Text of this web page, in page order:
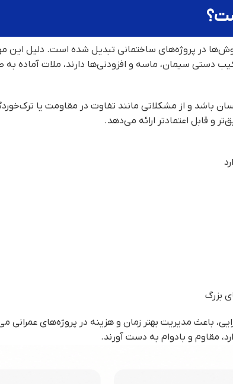
در پروژه‌های ساختمانی تبدیل شده است. دلیل این
دستی سیمان، ماسه و افزودنی‌ها دارند، ملات آماده به
و از مشکلاتی مانند تفاوت در مقاومت یا
و قابل اعتمادتر ارائه می‌دهد.
بزرگ
باعث مدیریت بهتر زمان و هزینه در پروژه‌های
مقاوم و بادوام به دست آورند.